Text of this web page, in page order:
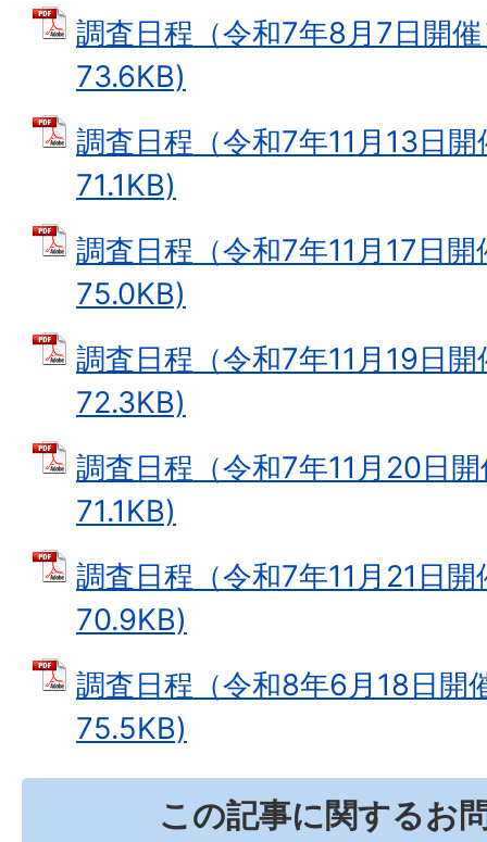
調査日程（令和7年8月7日開
73.6KB)
調査日程（令和7年11月13日
71.1KB)
調査日程（令和7年11月17日
75.0KB)
調査日程（令和7年11月19日
72.3KB)
調査日程（令和7年11月20日
71.1KB)
調査日程（令和7年11月21日
70.9KB)
調査日程（令和8年6月18日開
75.5KB)
この記事に関するお